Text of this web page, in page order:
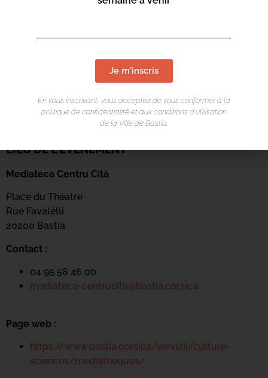
LIEU DE L'ÉVÉNEMENT
Mediateca Centru Cità
Place du Théatre
Rue Favalelli
20200 Bastia
Contact :
04 95 58 46 00
mediateca-centrucita@bastia.corsica
Page web :
https://www.bastia.corsica/servizii/culture-
sciences/mediatheques/
Je m'inscris
En vous inscrivant, vous acceptez de vous conformer à la
politique de confidentialité et aux conditions d’utilisation
de la Ville de Bastia.